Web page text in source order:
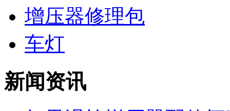
增压器修理包
车灯
新闻资讯